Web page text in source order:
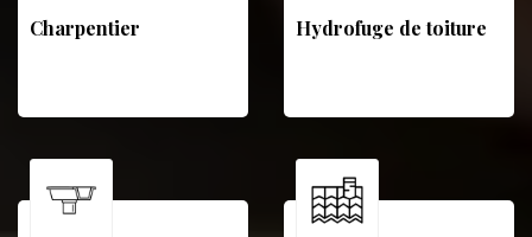
Charpentier Hydrofuge de toiture